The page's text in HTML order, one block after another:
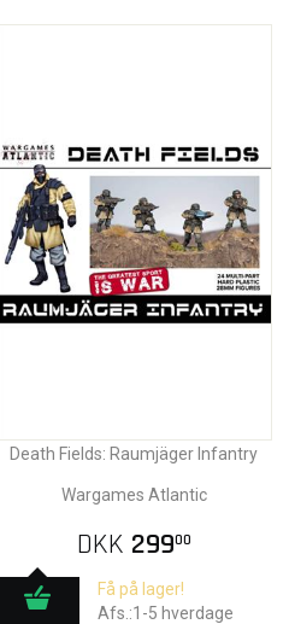
Death Fields: Raumjäger Infantry
Wargames Atlantic
DKK 29900
Få på lager!
Afs.:1-5 hverdage